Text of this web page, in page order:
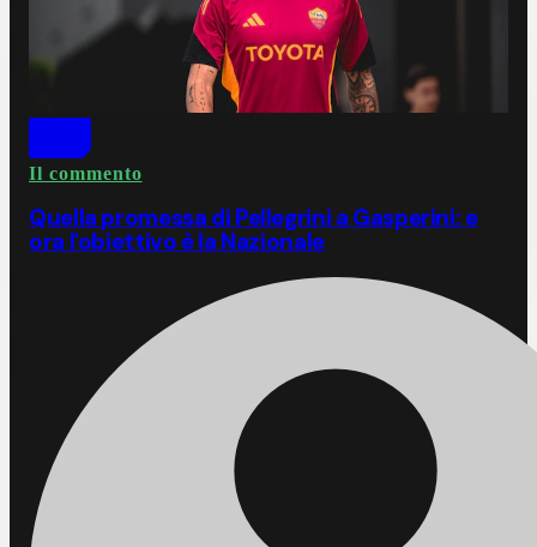
Il commento
Quella promessa di Pellegrini a Gasperini: e
ora l'obiettivo è la Nazionale